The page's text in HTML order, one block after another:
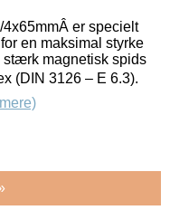
er specielt
en maksimal styrke
stærk magnetisk spids
(DIN 3126 – E 6.3).